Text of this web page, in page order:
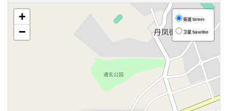
+
−
街道 Street
卫星 Satellite